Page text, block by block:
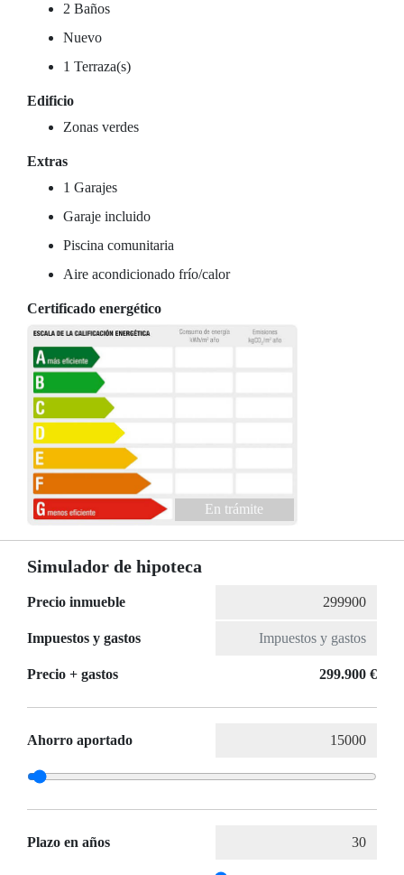
2 Baños
Nuevo
1 Terraza(s)
Edificio
Zonas verdes
Extras
1 Garajes
Garaje incluido
Piscina comunitaria
Aire acondicionado frío/calor
Certificado energético
En trámite
Simulador de hipoteca
Precio inmueble
Impuestos y gastos
Precio + gastos 299.900 €
Ahorro aportado
Plazo en años